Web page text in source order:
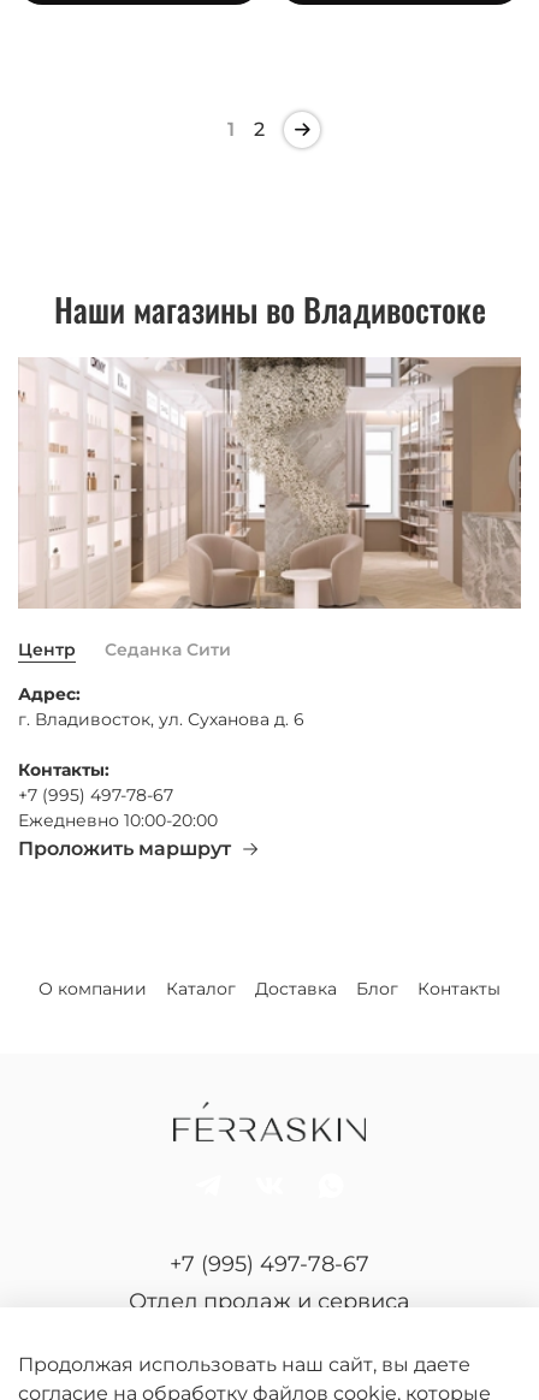
1 2
Наши магазины во Владивостоке
Центр Седанка Сити
Адрес:
г. Владивосток, ул. Суханова д. 6
Контакты:
+7 (995) 497-78-67
Ежедневно 10:00-20:00
Проложить маршрут
О компании Каталог Доставка Блог Контакты
+7 (995) 497-78-67
Отдел продаж и сервиса
Продолжая использовать наш сайт, вы даете
согласие на обработку файлов cookie, которые